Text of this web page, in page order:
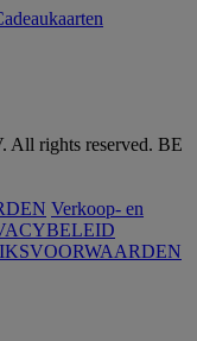
All rights reserved. BE
Verkoop- en